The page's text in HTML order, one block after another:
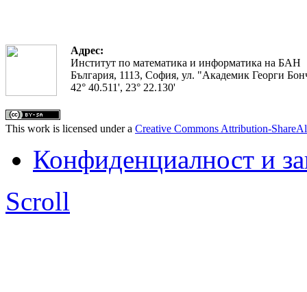
Адрес:
Институт по математика и информатика на БАН
България, 1113, София, ул. "Академик Георги
42° 40.511', 23° 22.130'
This work is licensed under a Creative Commons Attribution-
Конфиденциалност и
Scroll